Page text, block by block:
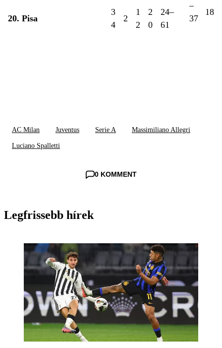
20. Pisa
3
4
2
1
2
2
0
24–
61
–
37
18
AC Milan Juventus Serie A Massimiliano Allegri
Luciano Spalletti
0 KOMMENT
Legfrissebb hírek